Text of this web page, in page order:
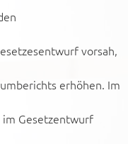
vorsah,
erhöhen. Im
Gesetzentwurf